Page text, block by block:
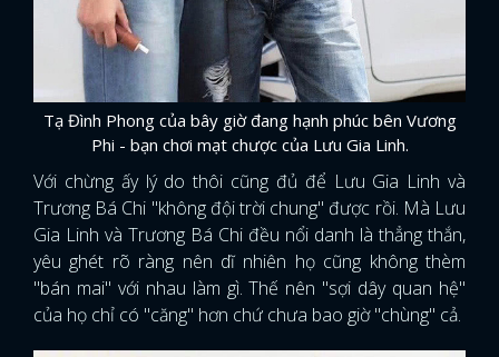
FACEBOOK GOOGLE
Tạ Đình Phong của bây giờ đang hạnh phúc bên Vương
Phi - bạn chơi mạt chược của Lưu Gia Linh.
Với chừng ấy lý do thôi cũng đủ để Lưu Gia Linh và
Trương Bá Chi "không đội trời chung" được rồi. Mà Lưu
Gia Linh và Trương Bá Chi đều nổi danh là thẳng thắn,
yêu ghét rõ ràng nên dĩ nhiên họ cũng không thèm
"bán mai" với nhau làm gì. Thế nên "sợi dây quan hệ"
của họ chỉ có "căng" hơn chứ chưa bao giờ "chùng" cả.